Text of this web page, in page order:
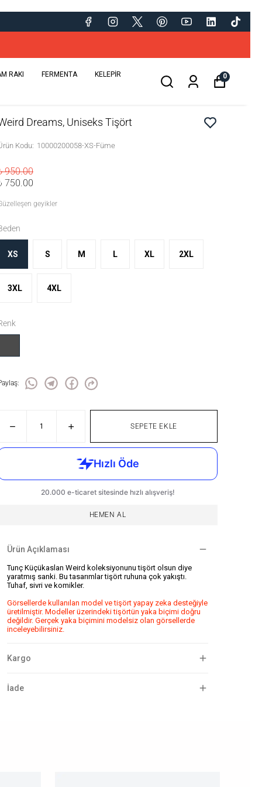
2026 hediye!)
RAKI FERMENTA
KELEPİR
0
Dreams, Uniseks Tişört
Kodu: 10000200058-XS-Füme
950.00
750.00
geyikler
XS S M L XL 2XL
3XL 4XL
:
SEPETE EKLE
HEMEN AL
Ürün Açıklaması
Tunç Küçükaslan Weird koleksiyonunu tişört olsun diye
yaratmış sanki. Bu tasarımlar tişört ruhuna çok yakıştı.
Tuhaf, sivri ve komikler.
Görsellerde kullanılan model ve tişört yapay zeka desteğiyle
üretilmiştir. Modeller üzerindeki tişörtün yaka biçimi doğru
değildir. Gerçek yaka biçimini modelsiz olan görsellerde
inceleyebilirsiniz.
Kargo
İade